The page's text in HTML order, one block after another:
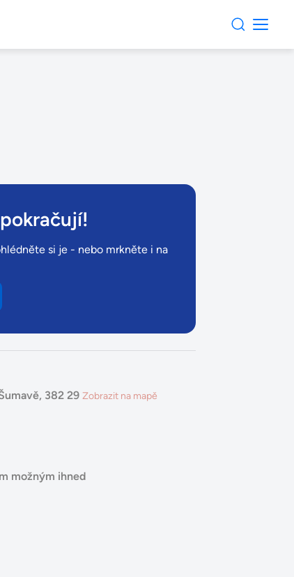
si je - nebo mrkněte i na
382 29 Zobrazit na mapě
možným ihned